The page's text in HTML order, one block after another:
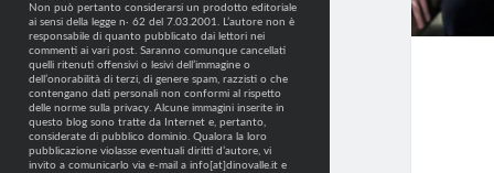
Non può pertanto considerarsi un prodotto editoriale
ai sensi della legge n· 62 del 7.03.2001. L’autore non è
responsabile di quanto pubblicato dai lettori nei
commenti ai vari post. Saranno comunque cancellati
quelli ritenuti offensivi o lesivi dell’immagine o
dell’onorabilità di terzi, di genere spam, razzisti o che
contengano dati personali non conformi al rispetto
delle norme sulla privacy. Alcune immagini inserite in
questo blog sono tratte da Internet e, pertanto,
considerate di pubblico dominio. Qualora la loro
pubblicazione violasse eventuali diritti d’autore, vi
invito a comunicarlo via e-mail a info[at]dinovalle.it e